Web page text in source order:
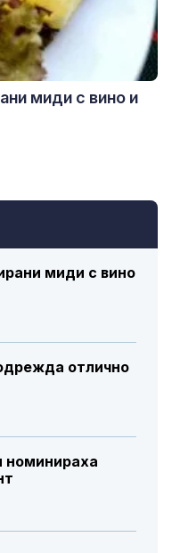
миди с вино
отлично
номинираха
миди с вино и